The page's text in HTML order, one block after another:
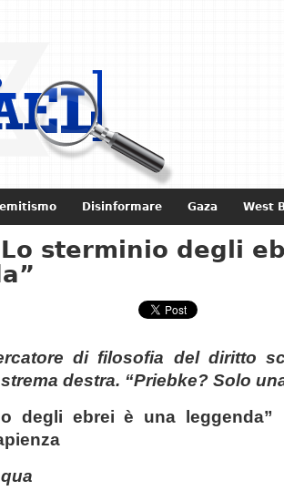
Disinformare Gaza West
Storia di Israele
sterminio degli
di filosofia del diritto
destra. “Priebke? Solo
degli ebrei è una leggenda”